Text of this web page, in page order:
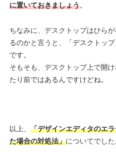
に置いておきましょう。
ちなみに、デスクトップはひら
るのかと言うと、「デスクトッ
です。
そもそも、デスクトップ上で開
たり前ではあるんですけどね。
以上、 「デザインエディタのエ
た場合の対処法」についてでした